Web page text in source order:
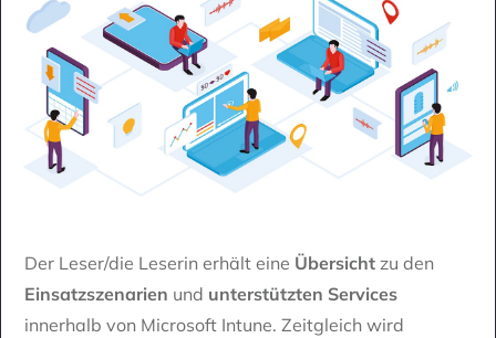
Der Leser/die Leserin erhält eine Übersicht zu den
Einsatzszenarien und unterstützten Services
innerhalb von Microsoft Intune. Zeitgleich wird